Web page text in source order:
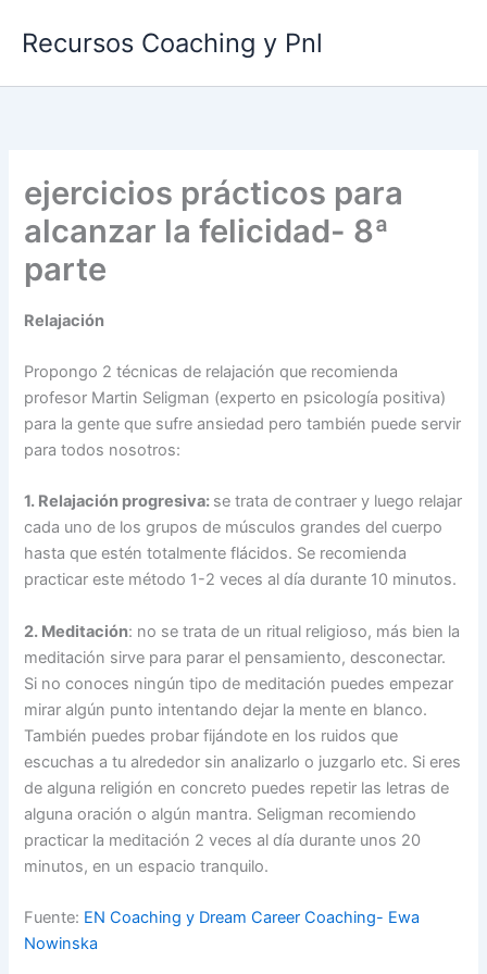
Recursos Coaching y Pnl
ejercicios prácticos para
alcanzar la felicidad- 8ª
parte
Relajación
Propongo 2 técnicas de relajación que recomienda
profesor Martin Seligman (experto en psicología positiva)
para la gente que sufre ansiedad pero también puede servir
para todos nosotros:
1. Relajación progresiva: se trata decontraer y luego relajar
cada uno de los grupos de músculos grandes del cuerpo
hasta que estén totalmente flácidos. Se recomienda
practicar este método 1-2 veces al día durante 10 minutos.
2. Meditación: no se trata de un ritual religioso, más bien la
meditación sirve para parar el pensamiento, desconectar.
Si no conoces ningún tipo de meditación puedes empezar
mirar algún punto intentando dejar la mente en blanco.
También puedes probar fijándote en los ruidos que
escuchas a tu alrededor sin analizarlo o juzgarlo etc. Si eres
de alguna religión en concreto puedes repetir las letras de
alguna oración o algún mantra. Seligman recomiendo
practicar la meditación 2 veces al día durante unos 20
minutos, en un espacio tranquilo.
Fuente: EN Coaching y Dream Career Coaching- Ewa
Nowinska